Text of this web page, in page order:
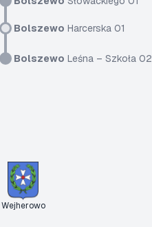
Bolszewo Harcerska 01
Bolszewo Leśna – Szkoła 02
Wejherowo